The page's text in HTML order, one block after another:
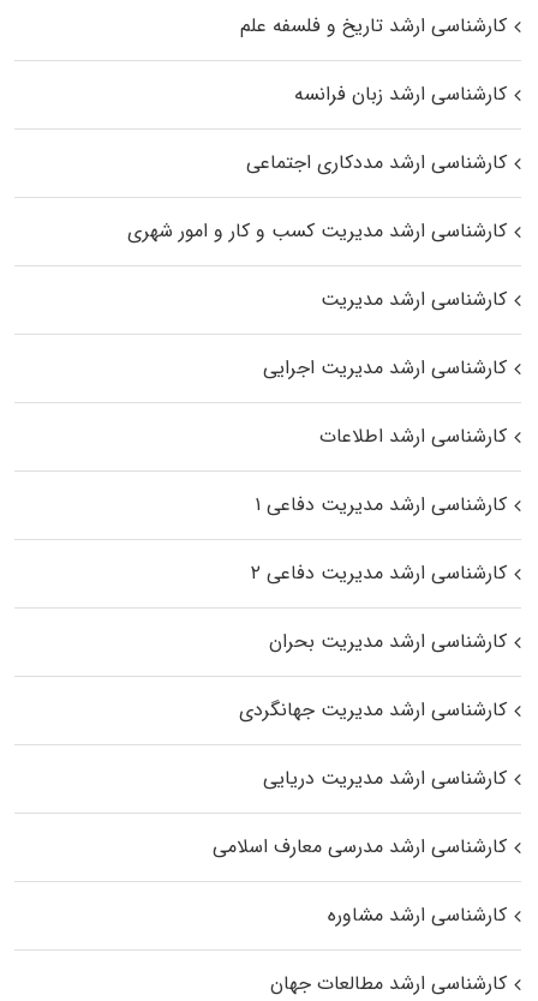
کارشناسی ارشد تاریخ و فلسفه علم
کارشناسی ارشد زبان فرانسه
کارشناسی ارشد مددکاری اجتماعی
کارشناسی ارشد مدیریت کسب و کار و امور شهری
کارشناسی ارشد مدیریت
کارشناسی ارشد مدیریت اجرایی
کارشناسی ارشد اطلاعات
کارشناسی ارشد مدیریت دفاعی ۱
کارشناسی ارشد مدیریت دفاعی ۲
کارشناسی ارشد مدیریت بحران
کارشناسی ارشد مدیریت جهانگردی
کارشناسی ارشد مدیریت دریایی
کارشناسی ارشد مدرسی معارف اسلامی
کارشناسی ارشد مشاوره
کارشناسی ارشد مطالعات جهان